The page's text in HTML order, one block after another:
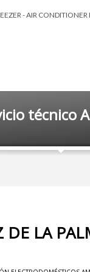
- AIR CONDITIONER
técnico
LA